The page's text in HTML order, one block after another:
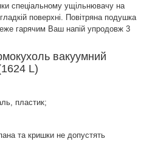
спеціальному ущільнювачу на
поверхні. Повітряна подушка
гарячим Ваш напій упродовж 3
вакуумний
L)
пластик;
та кришки не допустять